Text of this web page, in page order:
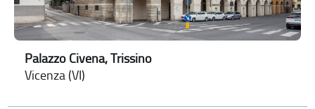
Palazzo Civena, Trissino
Vicenza (VI)